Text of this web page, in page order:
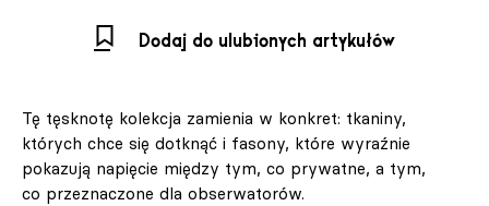
Dodaj do ulubionych artykułów
Tę tęsknotę kolekcja zamienia w konkret: tkaniny,
których chce się dotknąć i fasony, które wyraźnie
pokazują napięcie między tym, co prywatne, a tym,
co przeznaczone dla obserwatorów.